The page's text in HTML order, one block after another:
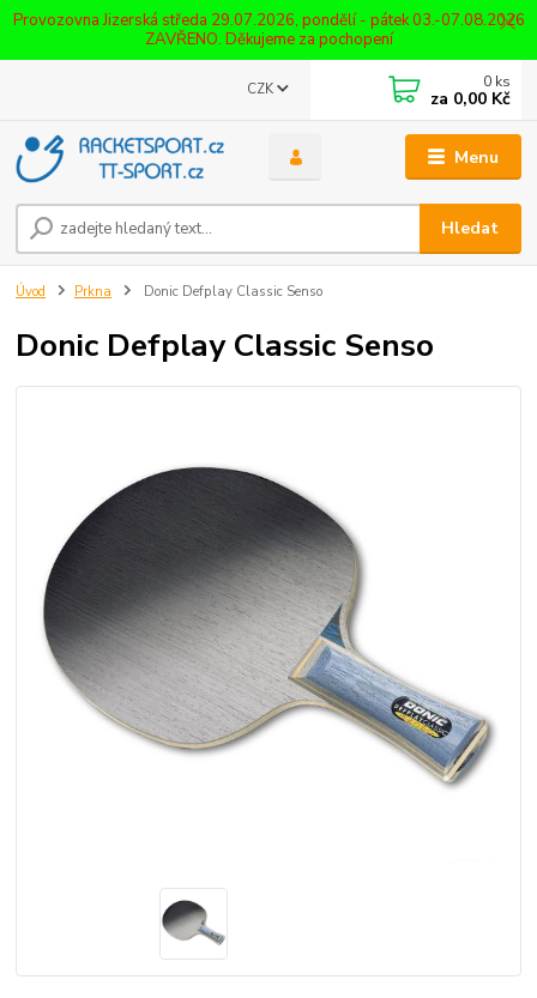
Provozovna Jizerská středa 29.07.2026, pondělí - pátek 03.-07.08.2026
ZAVŘENO. Děkujeme za pochopení
Menu
CZK
Hledat
0 ks
za 0,00 Kč
Úvod Prkna Donic Defplay Classic Senso
Donic Defplay Classic Senso